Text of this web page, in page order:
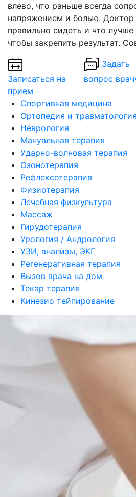
влево, что раньше всегда
напряжением и болью. Доктор
правильно сидеть и что лучше
чтобы закрепить результат.
Записаться на
прием
Задать
вопрос
Спортивная медицина
Ортопедия и травматология
Неврология
Мануальная терапия
Ударно-волновая терапия
Озонотерапия
Рефлексотерапия
Физиотерапия
Лечебная физкультура
Массаж
Гирудотерапия
Урология / Андрология
УЗИ, анализы, ЭКГ
Регенеративная терапия
Вызов врача на дом
Текар терапия
Кинезио тейпирование